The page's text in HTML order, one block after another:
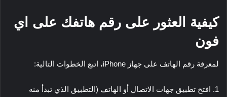
كيفية العثور على رقم هاتفك على اي
فون
لمعرفة رقم الهاتف على جهاز iPhone، اتبع الخطوات التالية:
1. افتح تطبيق جهات الاتصال أو الهاتف (التطبيق الذي تبدأ منه